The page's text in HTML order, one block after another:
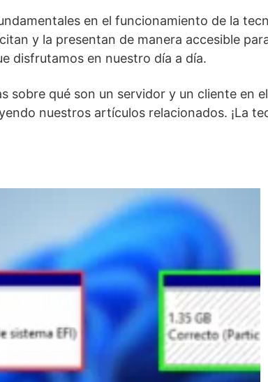
en el funcionamiento de la
y la presentan de manera accesible
disfrutamos en nuestro día a día.
sobre qué son un servidor y un cliente en
nuestros artículos relacionados. ¡La